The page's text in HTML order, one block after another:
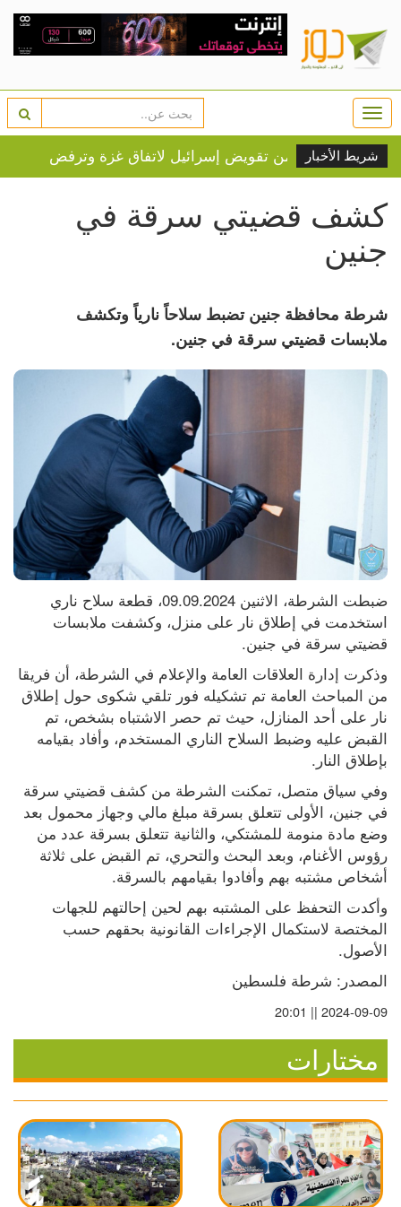
شريط الأخبار
كشف قضيتي سرقة في
جنين
شرطة محافظة جنين تضبط سلاحاً نارياً وتكشف
ملابسات قضيتي سرقة في جنين.
قضيتي سرقة في جنين.
بإطلاق النار.
أشخاص مشتبه بهم وأفادوا بقيامهم بالسرقة.
الأصول.
المصدر: شرطة فلسطين
2024-09-09 || 20:01
مختارات